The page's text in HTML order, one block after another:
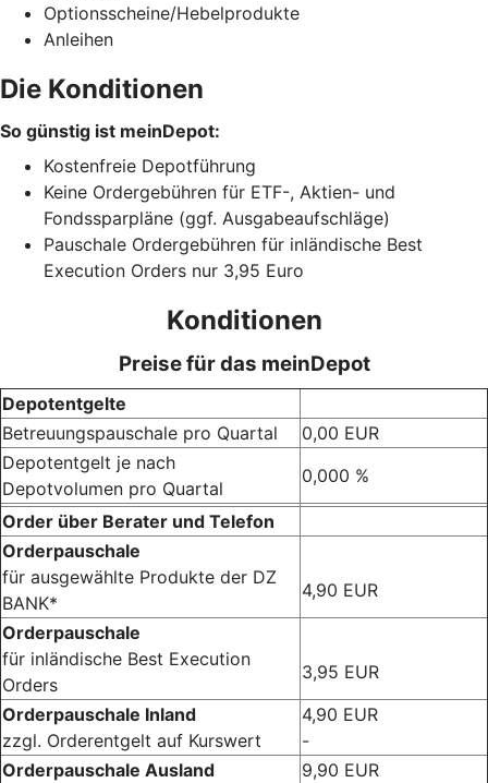
Optionsscheine/Hebelprodukte
Anleihen
Die Konditionen
So günstig ist meinDepot:
Kostenfreie Depotführung
Keine Ordergebühren für ETF-, Aktien- und
Fondssparpläne (ggf. Ausgabeaufschläge)
Pauschale Ordergebühren für inländische Best
Execution Orders nur 3,95 Euro
Konditionen
Preise für das meinDepot
Depotentgelte
Betreuungspauschale pro Quartal
0,00 EUR
Depotentgelt je nach
Depotvolumen pro Quartal
0,000 %
Order über Berater und Telefon
Orderpauschale
für ausgewählte Produkte der DZ
BANK*
4,90 EUR
Orderpauschale
für inländische Best Execution
Orders
3,95 EUR
Orderpauschale Inland
zzgl. Orderentgelt auf Kurswert
4,90 EUR
-
Orderpauschale Ausland
9,90 EUR